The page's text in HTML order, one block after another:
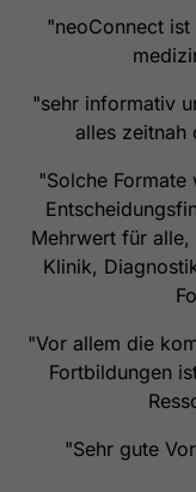
"neoConnect
"sehr informativ
alles zeitnah
"Solche
Mehrwert für alle,
Klinik,
"Vor allem die
Fortbildungen
"Sehr gute